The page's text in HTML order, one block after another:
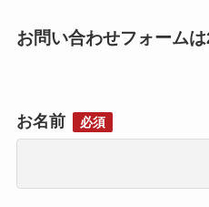
お問い合わせフォーム
お名前 必須